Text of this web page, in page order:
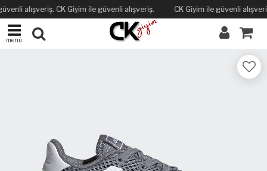
alışveriş. CK Giyim ile güvenli alışveriş. CK Giyim ile güvenli
menü